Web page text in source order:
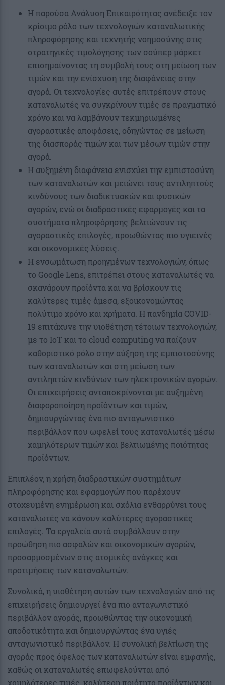
Η παρούσα Ανάλυση Επικαιρότητας ανέδειξε τον
κρίσιμο ρόλο των τεχνολογιών καταναλωτικής
πληροφόρησης και τεχνητής νοημοσύνης στις
στρατηγικές τιμολόγησης των σούπερ μάρκετ
επισημαίνοντας τη συμβολή τους στη μείωση των
τιμών και την ενίσχυση της διαφάνειας στην
αγορά. Οι τεχνολογίες αυτές επιτρέπουν στους
καταναλωτές να συγκρίνουν τιμές σε πραγματικό
χρόνο και να λαμβάνουν τεκμηριωμένες
αγοραστικές αποφάσεις, οδηγώντας σε μείωση
της διασποράς τιμών και των μέσων τιμών στην
αγορά.
Η αυξημένη διαφάνεια ενισχύει την εμπιστοσύνη
των καταναλωτών και μειώνει τους αντιληπτούς
κινδύνους των διαδικτυακών και φυσικών
αγορών, ενώ οι διαδραστικές εφαρμογές και τα
συστήματα πληροφόρησης βελτιώνουν τις
αγοραστικές επιλογές, προωθώντας πιο υγιεινές
και οικονομικές λύσεις.
Η ενσωμάτωση προηγμένων τεχνολογιών, όπως
το Google Lens, επιτρέπει στους καταναλωτές να
σκανάρουν προϊόντα και να βρίσκουν τις
καλύτερες τιμές άμεσα, εξοικονομώντας
πολύτιμο χρόνο και χρήματα. Η πανδημία COVID-
19 επιτάχυνε την υιοθέτηση τέτοιων τεχνολογιών,
με το IoT και το cloud computing να παίζουν
καθοριστικό ρόλο στην αύξηση της εμπιστοσύνης
των καταναλωτών και στη μείωση των
αντιληπτών κινδύνων των ηλεκτρονικών αγορών.
Οι επιχειρήσεις ανταποκρίνονται με αυξημένη
διαφοροποίηση προϊόντων και τιμών,
δημιουργώντας ένα πιο ανταγωνιστικό
περιβάλλον που ωφελεί τους καταναλωτές μέσω
χαμηλότερων τιμών και βελτιωμένης ποιότητας
προϊόντων.
Επιπλέον, η χρήση διαδραστικών συστημάτων
πληροφόρησης και εφαρμογών που παρέχουν
στοχευμένη ενημέρωση και σχόλια ενθαρρύνει τους
καταναλωτές να κάνουν καλύτερες αγοραστικές
επιλογές. Τα εργαλεία αυτά συμβάλλουν στην
προώθηση πιο ασφαλών και οικονομικών αγορών,
προσαρμοσμένων στις ατομικές ανάγκες και
προτιμήσεις των καταναλωτών.
Συνολικά, η υιοθέτηση αυτών των τεχνολογιών από τις
επιχειρήσεις δημιουργεί ένα πιο ανταγωνιστικό
περιβάλλον αγοράς, προωθώντας την οικονομική
αποδοτικότητα και δημιουργώντας ένα υγιές
ανταγωνιστικό περιβάλλον. Η συνολική βελτίωση της
αγοράς προς όφελος των καταναλωτών είναι εμφανής,
καθώς οι καταναλωτές επωφελούνται από
χαμηλότερες τιμές, καλύτερη ποιότητα προϊόντων και